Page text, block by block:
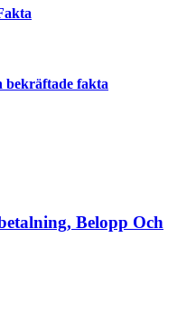
bekräftade fakta
Belopp Och